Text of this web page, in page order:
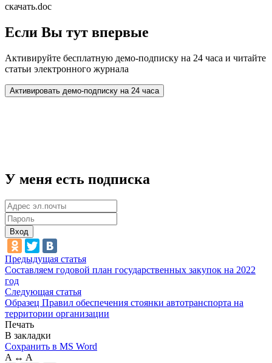
скачать.doc
Если Вы тут впервые
Активируйте бесплатную демо-подписку на 24 часа и читайте
статьи электронного журнала
У меня есть подписка
Вход
Предыдущая статья
Составляем годовой план государственных закупок на 2022
год
Следующая статья
Образец Правил обеспечения стоянки автотранспорта на
территории организации
Печать
В закладки
Сохранить в MS Word
A ↔ A